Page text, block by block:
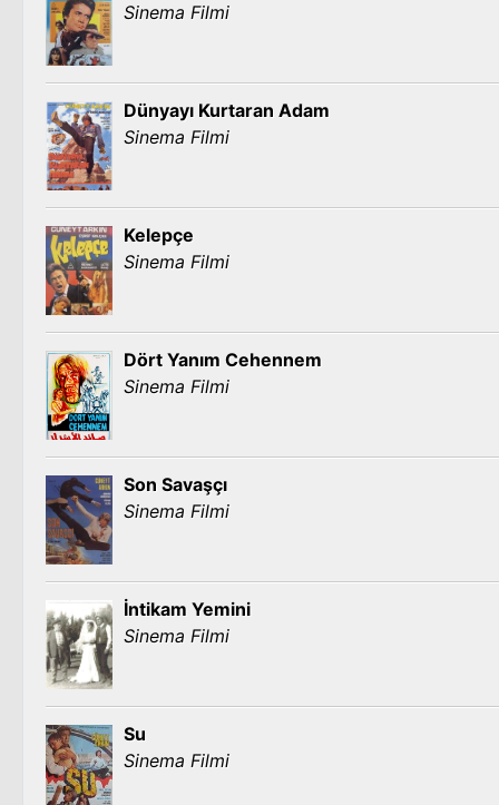
Sinema Filmi
Dünyayı Kurtaran Adam
Sinema Filmi
Kelepçe
Sinema Filmi
Dört Yanım Cehennem
Sinema Filmi
Son Savaşçı
Sinema Filmi
İntikam Yemini
Sinema Filmi
Su
Sinema Filmi